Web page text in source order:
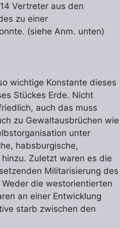
Vertreter aus den
zu einer
(siehe Anm. unten)
wichtige Konstante dieses
Stückes Erde. Nicht
auch das muss
zu Gewaltausbrüchen wie
unter
habsburgische,
Zuletzt waren es die
Militarisierung des
die westorientierten
an einer Entwicklung
starb zwischen den